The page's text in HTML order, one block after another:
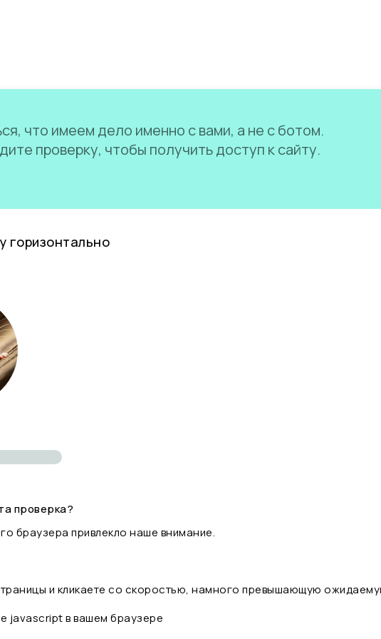
что имеем дело именно с вами, а не с ботом.
проверку, чтобы получить доступ к сайту.
горизонтально
проверка?
браузера привлекло наше внимание.
и кликаете со скоростью, намного превышающую
javascript в вашем браузере